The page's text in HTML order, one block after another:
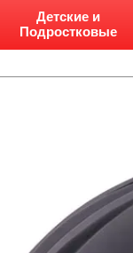
Детские и
Подростковые